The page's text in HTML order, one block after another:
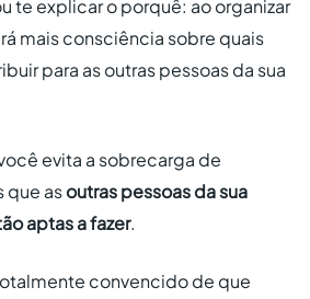
te explicar o porquê: ao organizar
mais consciência sobre quais
para as outras pessoas da sua
evita a sobrecarga de
que asoutras pessoas da sua
aptas a fazer.
convencido de que